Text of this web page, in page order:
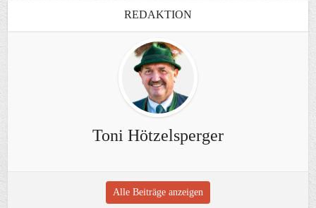
REDAKTION
Toni Hötzelsperger
Alle Beiträge anzeigen